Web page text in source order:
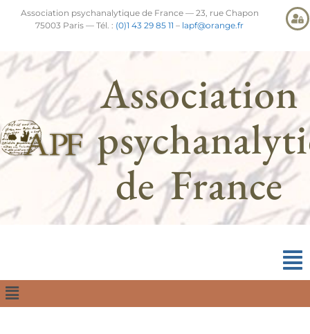
Association psychanalytique de France — 23, rue Chapon
75003 Paris — Tél. : (0)1 43 29 85 11 – lapf@orange.fr
Association
de France